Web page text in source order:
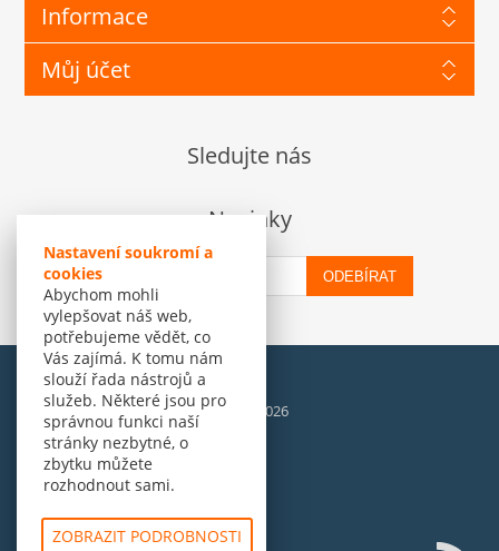
Nastavení soukromí a
cookies
Abychom mohli
vylepšovat náš web,
potřebujeme vědět, co
Vás zajímá. K tomu nám
slouží řada nástrojů a
služeb. Některé jsou pro
správnou funkci naší
stránky nezbytné, o
zbytku můžete
rozhodnout sami.
ZOBRAZIT PODROBNOSTI
Informace
Můj účet
Sledujte nás
Novinky
ODEBÍRAT
© Amenit Software Solutions, 1998 - 2026
Powered bynopCommerce